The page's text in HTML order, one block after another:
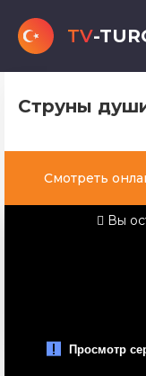
TV-
Струны
Смотреть
Вы